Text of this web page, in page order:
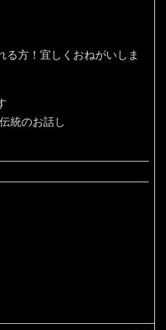
る方！宜しくおねがいしま
統のお話し